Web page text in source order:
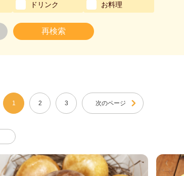
ドリンク お料理
再検索
1 2 3 次のページ